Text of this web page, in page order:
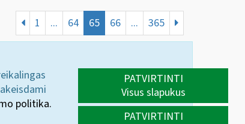
1 ... 64 65 66 ... 365
politika.
PATVIRTINTI
Visus slapukus
PATVIRTINTI